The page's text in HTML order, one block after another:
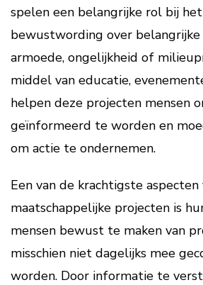
spelen een belangrijke rol bij
bewustwording over
armoede, ongelijkheid of
middel van educatie,
helpen deze projecten mensen
geïnformeerd te worden en
om actie te ondernemen.
Een van de krachtigste aspecten
maatschappelijke projecten is
mensen bewust te maken van
misschien niet dagelijks mee
worden. Door informatie te